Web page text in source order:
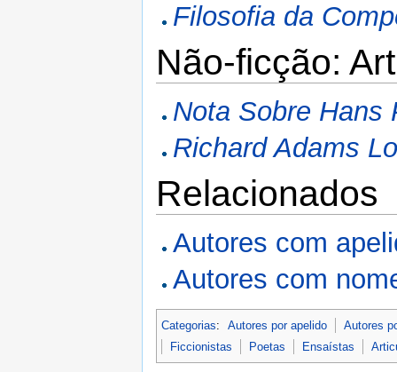
Filosofia da
Não-ficção:
Nota Sobre Hans
Richard Adams
Relacionados
Autores com
Autores com
Categorias: Autores por apelido
Autores
Ficcionistas
Poetas Ensaístas